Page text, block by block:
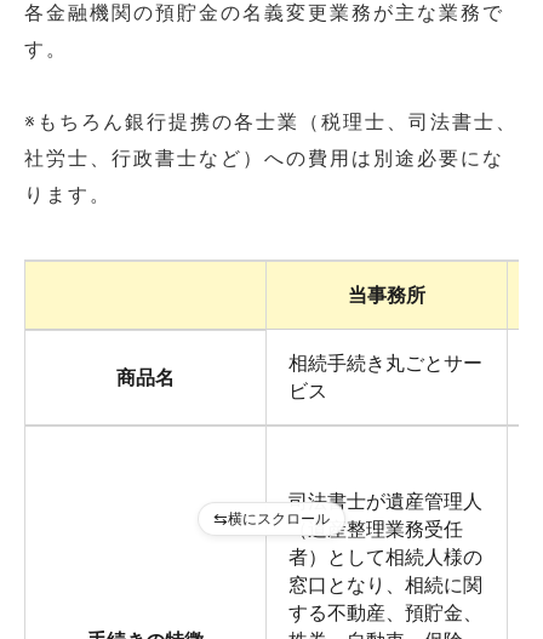
各金融機関の預貯金の名義変更業務が主な業務で
す。
※もちろん銀行提携の各士業（税理士、司法書士、
社労士、行政書士など）への費用は別途必要にな
ります。
横にスクロール
当事務所
商品名
相続手続き丸ごとサー
ビス
司法書士が遺産管理人
（遺産整理業務受任
者）として相続人様の
窓口となり、相続に関
する不動産、預貯金、